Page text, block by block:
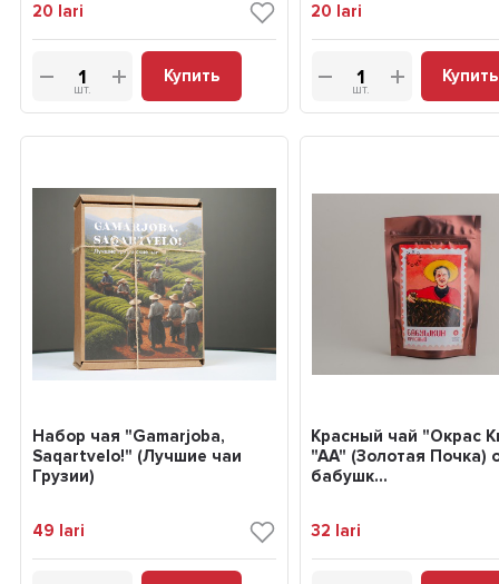
20 lari
шт.
Купить
20 lari
шт.
Купить
Набор чая "Gamarjoba,
Saqartvelo!" (Лучшие чаи
Грузии)
49 lari
Красный чай "Окрас
"АА" (Золотая Почка)
бабушк...
32 lari